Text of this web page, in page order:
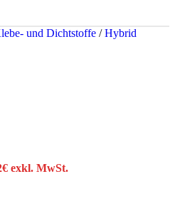
und Dichtstoffe / Hybrid
€ exkl. MwSt.